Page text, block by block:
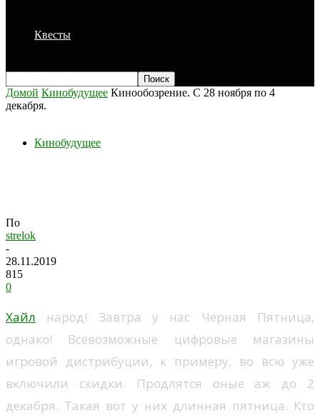
Квесты
Домой Кинобудущее Кинообозрение. С 28 ноября по 4
декабря.
Кинобудущее
По
strelok
-
28.11.2019
815
0
Хайл народ! Завтра у нас Черная Пятница,
однако! Всевозможные цифровые магазины
игровой дистрибуции, к примеру, во всю уже
включили скидки. Продлятся оные аж до 2
декабря. Такая вот у них длинная пятница. Кто